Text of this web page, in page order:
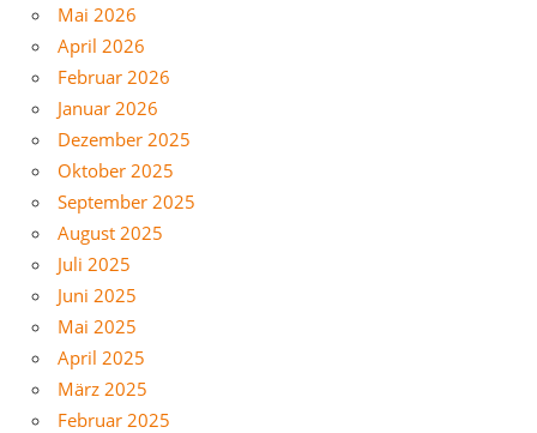
Mai 2026
April 2026
Februar 2026
Januar 2026
Dezember 2025
Oktober 2025
September 2025
August 2025
Juli 2025
Juni 2025
Mai 2025
April 2025
März 2025
Februar 2025